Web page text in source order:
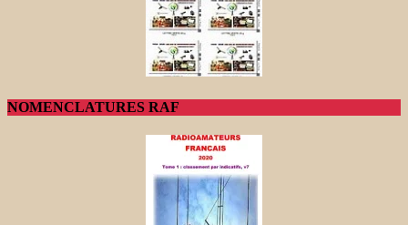
NOMENCLATURES RAF